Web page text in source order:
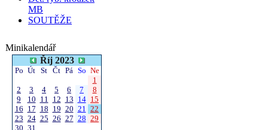
MB
SOUTĚŽE
Minikalendář
Říj 2023
Po Út St Čt Pá So Ne
1
2
3 4 5 6 7
8
9
10 11 12 13 14 15
16 17 18 19 20 21 22
23 24 25 26 27 28 29
30 31